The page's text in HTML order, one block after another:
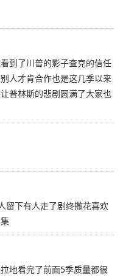
到了川普的影子查克的信任
人才肯合作也是这几季以来
普林斯的悲剧圆满了大家也
留下有人走了剧终撒花喜欢
地看完了前面5季质量都很